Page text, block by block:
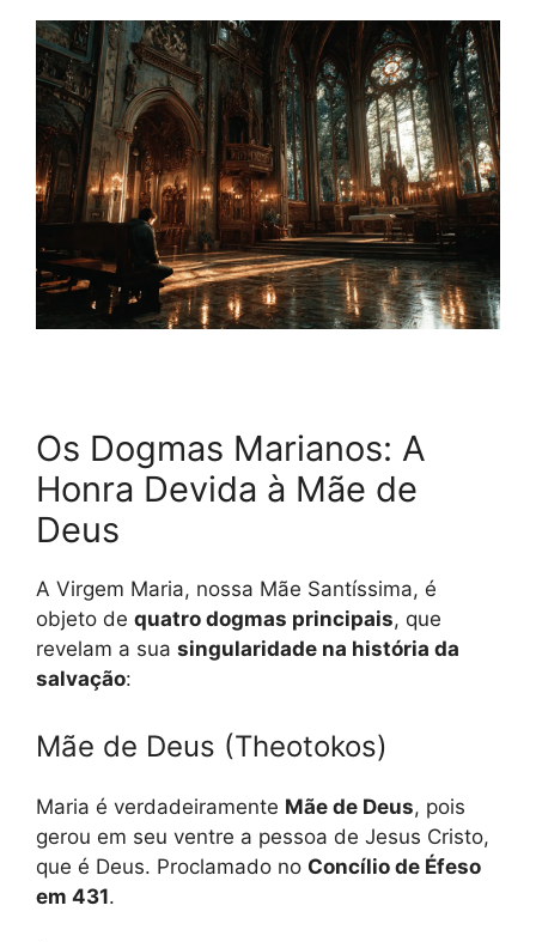
Os Dogmas Marianos: A
Honra Devida à Mãe de
Deus
A Virgem Maria, nossa Mãe Santíssima, é
objeto de quatro dogmas principais, que
revelam a sua singularidade na história da
salvação:
Mãe de Deus (Theotokos)
Maria é verdadeiramente Mãe de Deus, pois
gerou em seu ventre a pessoa de Jesus Cristo,
que é Deus. Proclamado no Concílio de Éfeso
em 431.